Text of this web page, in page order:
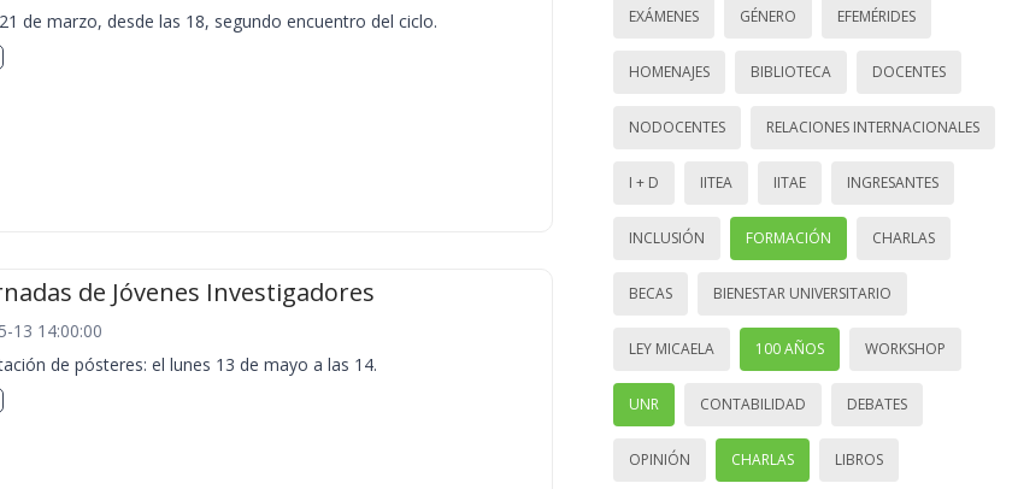
de marzo, desde las 18, segundo encuentro del ciclo.
de Jóvenes Investigadores
13 14:00:00
de pósteres: el lunes 13 de mayo a las 14.
EXÁMENES GÉNERO EFEMÉRIDES
HOMENAJES BIBLIOTECA DOCENTES
NODOCENTES RELACIONES INTERNACIONALES
I + D IITEA IITAE INGRESANTES
INCLUSIÓN FORMACIÓN CHARLAS
BECAS BIENESTAR UNIVERSITARIO
LEY MICAELA 100 AÑOS WORKSHOP
UNR CONTABILIDAD DEBATES
OPINIÓN CHARLAS LIBROS